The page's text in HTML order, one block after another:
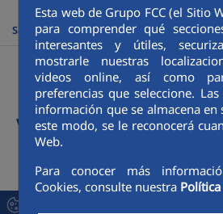
Esta web de Grupo FCC (el Sitio
para comprender qué
interesantes y útiles,
mostrarle nuestras
videos online, así como
preferencias que seleccione.
información que se almacena en
este modo, se le reconocerá
Web.
Para conocer más
Cookies, consulte nuestra
FCC Medio Ambiente > Personas >
Saludable
Empresa
Vive Saludable
La